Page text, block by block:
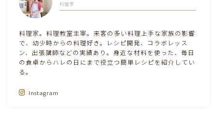
料理家
料理家。料理教室主宰。来客の多い料理上手な家族の影響
で、幼少時からの料理好き。レシピ開発、コラボレッス
ン、出張講師などの実績あり。身近な材料を使った、毎日
の食卓からハレの日にまで役立つ簡単レシピを紹介してい
る。
Instagram